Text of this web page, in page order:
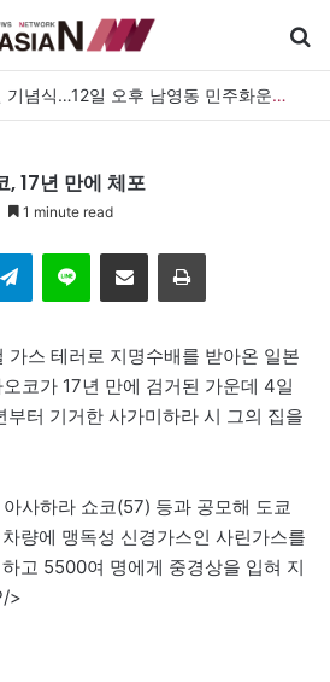
유가협 창립 40주년 기념식…12일 오후 남영동 민주화운동기념관
, 17년 만에 체포
1 minute read
Telegram 이메일
가스 테러로 지명수배를 받아온 일본
코가 17년 만에 검거된 가운데 4일
터 기거한 사가미하라 시 그의 집을
사하라 쇼코(57) 등과 공모해 도쿄
량에 맹독성 신경가스인 사린가스를
고 5500여 명에게 중경상을 입혀 지
>